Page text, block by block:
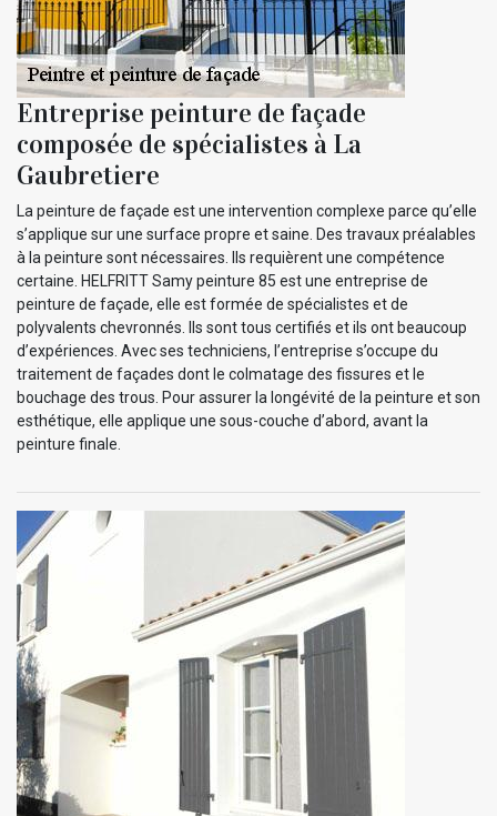
Entreprise peinture de façade
composée de spécialistes à La
Gaubretiere
La peinture de façade est une intervention complexe parce qu’elle
s’applique sur une surface propre et saine. Des travaux préalables
à la peinture sont nécessaires. Ils requièrent une compétence
certaine. HELFRITT Samy peinture 85 est une entreprise de
peinture de façade, elle est formée de spécialistes et de
polyvalents chevronnés. Ils sont tous certifiés et ils ont beaucoup
d’expériences. Avec ses techniciens, l’entreprise s’occupe du
traitement de façades dont le colmatage des fissures et le
bouchage des trous. Pour assurer la longévité de la peinture et son
esthétique, elle applique une sous-couche d’abord, avant la
peinture finale.